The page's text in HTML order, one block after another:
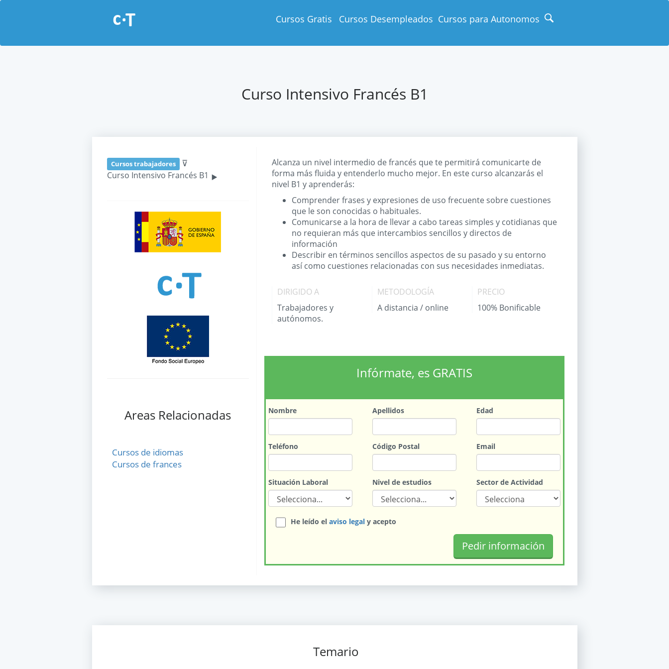
Cursos Gratis Cursos Desempleados Cursos para Autonomos
Curso Intensivo Francés B1
Alcanza un nivel intermedio de francés que te permitirá comunicarte de
forma más fluida y entenderlo mucho mejor. En este curso alcanzarás el
nivel B1 y aprenderás:
Comprender frases y expresiones de uso frecuente sobre cuestiones
que le son conocidas o habituales.
Comunicarse a la hora de llevar a cabo tareas simples y cotidianas que
no requieran más que intercambios sencillos y directos de
información
Describir en términos sencillos aspectos de su pasado y su entorno
así como cuestiones relacionadas con sus necesidades inmediatas.
DIRIGIDO A
Trabajadores y
autónomos.
METODOLOGÍA
A distancia / online
PRECIO
100% Bonificable
Infórmate, es GRATIS
Nombre Apellidos Edad
Teléfono Código Postal Email
Situación Laboral Nivel de estudios Sector de Actividad
He leído elaviso legal y acepto
Cursos trabajadores ⊽
Curso Intensivo Francés B1 ‣
Areas Relacionadas
Cursos de idiomas
Cursos de frances
Temario